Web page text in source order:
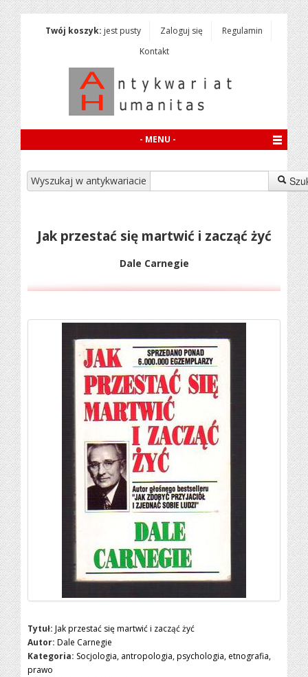
Twój koszyk: jest pusty Zaloguj się
Regulamin
Kontakt
- MENU -
Wyszukaj w antykwariacie
Jak przestać się martwić i zacząć żyć
Dale Carnegie
Tytuł: Jak przestać się martwić i zacząć żyć
Autor: Dale Carnegie
Kategoria: Socjologia, antropologia, psychologia, etnografia,
prawo